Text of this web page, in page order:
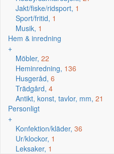
Jakt/fiske/ridsport, 1
Sport/fritid, 1
Musik, 1
Hem & inredning
+
Möbler, 22
Heminredning, 136
Husgeråd, 6
Trädgård, 4
Antikt, konst, tavlor, mm, 21
Personligt
+
Konfektion/kläder, 36
Ur/klockor, 1
Leksaker, 1